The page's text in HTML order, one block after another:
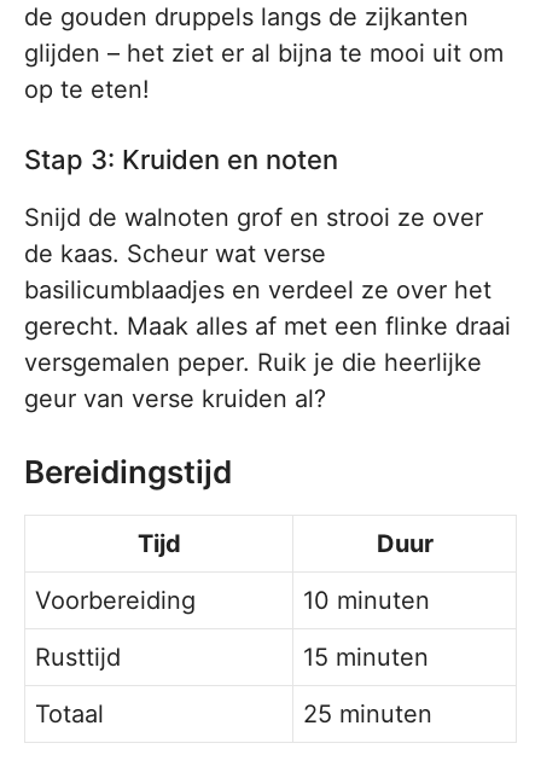
de gouden druppels langs de zijkanten
glijden – het ziet er al bijna te mooi uit om
op te eten!
Stap 3: Kruiden en noten
Snijd de walnoten grof en strooi ze over
de kaas. Scheur wat verse
basilicumblaadjes en verdeel ze over het
gerecht. Maak alles af met een flinke draai
versgemalen peper. Ruik je die heerlijke
geur van verse kruiden al?
Bereidingstijd
Tijd
Duur
Voorbereiding
10 minuten
Rusttijd
15 minuten
Totaal
25 minuten